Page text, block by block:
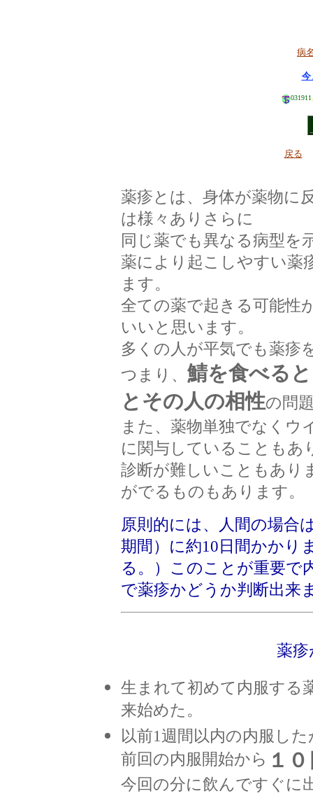
病
今
031911
戻る
薬疹とは、身体が薬物に
は様々ありさらに
同じ薬でも異なる病型を
薬により起こしやすい薬
ます。
全ての薬で起きる可能性
いいと思います。
多くの人が平気でも薬疹
つまり、 鯖を食べると
とその人の相性の問
また、薬物単独でなくウ
に関与していることもあ
診断が難しいこともあり
がでるものもあります。
原則的には、人間の場合
期間）に約10日間かかり
る。）このことが重要で
で薬疹かどうか判断出来
薬
生まれて初めて内服する
来始めた。
以前1週間以内の内服し
前回の内服開始から １
今回の分に飲んですぐに